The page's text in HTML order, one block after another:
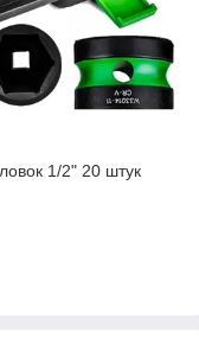
1/2" 20 штук